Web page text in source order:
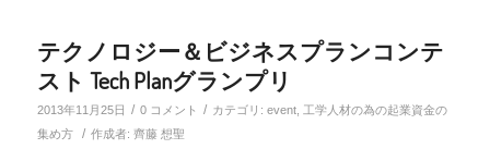
テクノロジー＆ビジネスプランコンテ
スト Tech Planグランプリ
2013年11月25日 / 0 コメント / カテゴリ: event, 工学人材の為の起業資金の
集め方
/ 作成者: 齊藤 想聖